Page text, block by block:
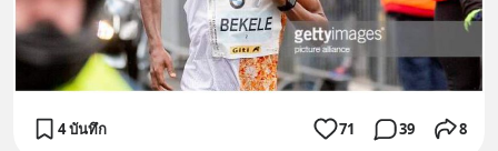
4 บันทึก 71 39 8